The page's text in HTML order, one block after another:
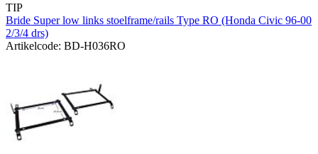
TIP
Bride Super low links stoelframe/rails Type RO (Honda Civic 96-00
2/3/4 drs)
Artikelcode: BD-H036RO